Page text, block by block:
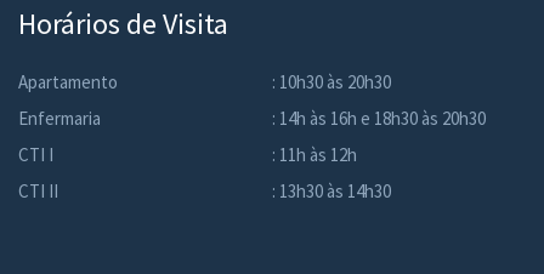
Horários de Visita
Apartamento
: 10h30 às 20h30
Enfermaria
: 14h às 16h e 18h30 às 20h30
CTI I
: 11h às 12h
CTI II
: 13h30 às 14h30